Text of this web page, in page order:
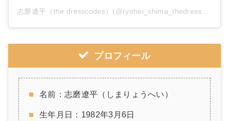
志磨遼平（the dresscodes）(@ryohei_shima_thedresscodes)がシェアした投稿
プロフィール
名前：志磨遼平（しまりょうへい）
生年月日：1982年3月6日